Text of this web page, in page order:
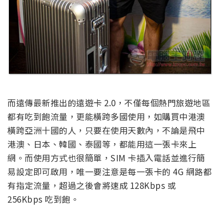
而遠傳最新推出的遠遊卡 2.0，不僅每個熱門旅遊地區
都有吃到飽流量，更能橫跨多國使用，如購買中港澳
橫跨亞洲十國的人，只要在使用天數內，不論是飛中
港澳、日本、韓國、泰國等，都能用這一張卡來上
網。而使用方式也很簡單，SIM 卡插入電話並進行簡
易設定即可啟用，唯一要注意是每一張卡的 4G 網路都
有指定流量，超過之後會將速成 128Kbps 或
256Kbps 吃到飽。